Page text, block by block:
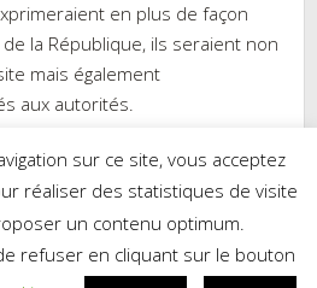
en plus de façon
la République, ils seraient non
mais également
aux autorités.
|Thème :Trustedpar UXL Themes
sur ce site, vous acceptez
réaliser des statistiques de visite
un contenu optimum.
refuser en cliquant sur le bouton